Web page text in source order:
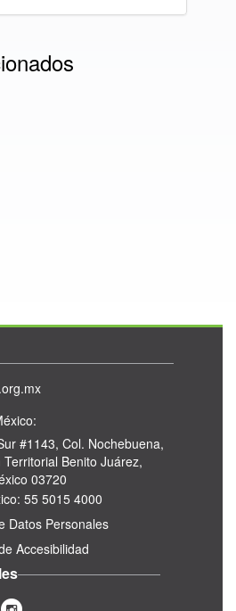
#1143, Col. Nochebuena,
Benito Juárez,
03720
55 5015 4000
Datos Personales
Accesibilidad